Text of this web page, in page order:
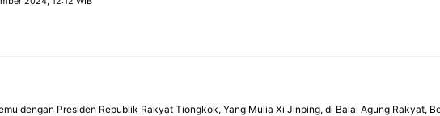
dengan Presiden Republik Rakyat Tiongkok, Yang Mulia Xi Jinping, di Balai Agung Rakyat,